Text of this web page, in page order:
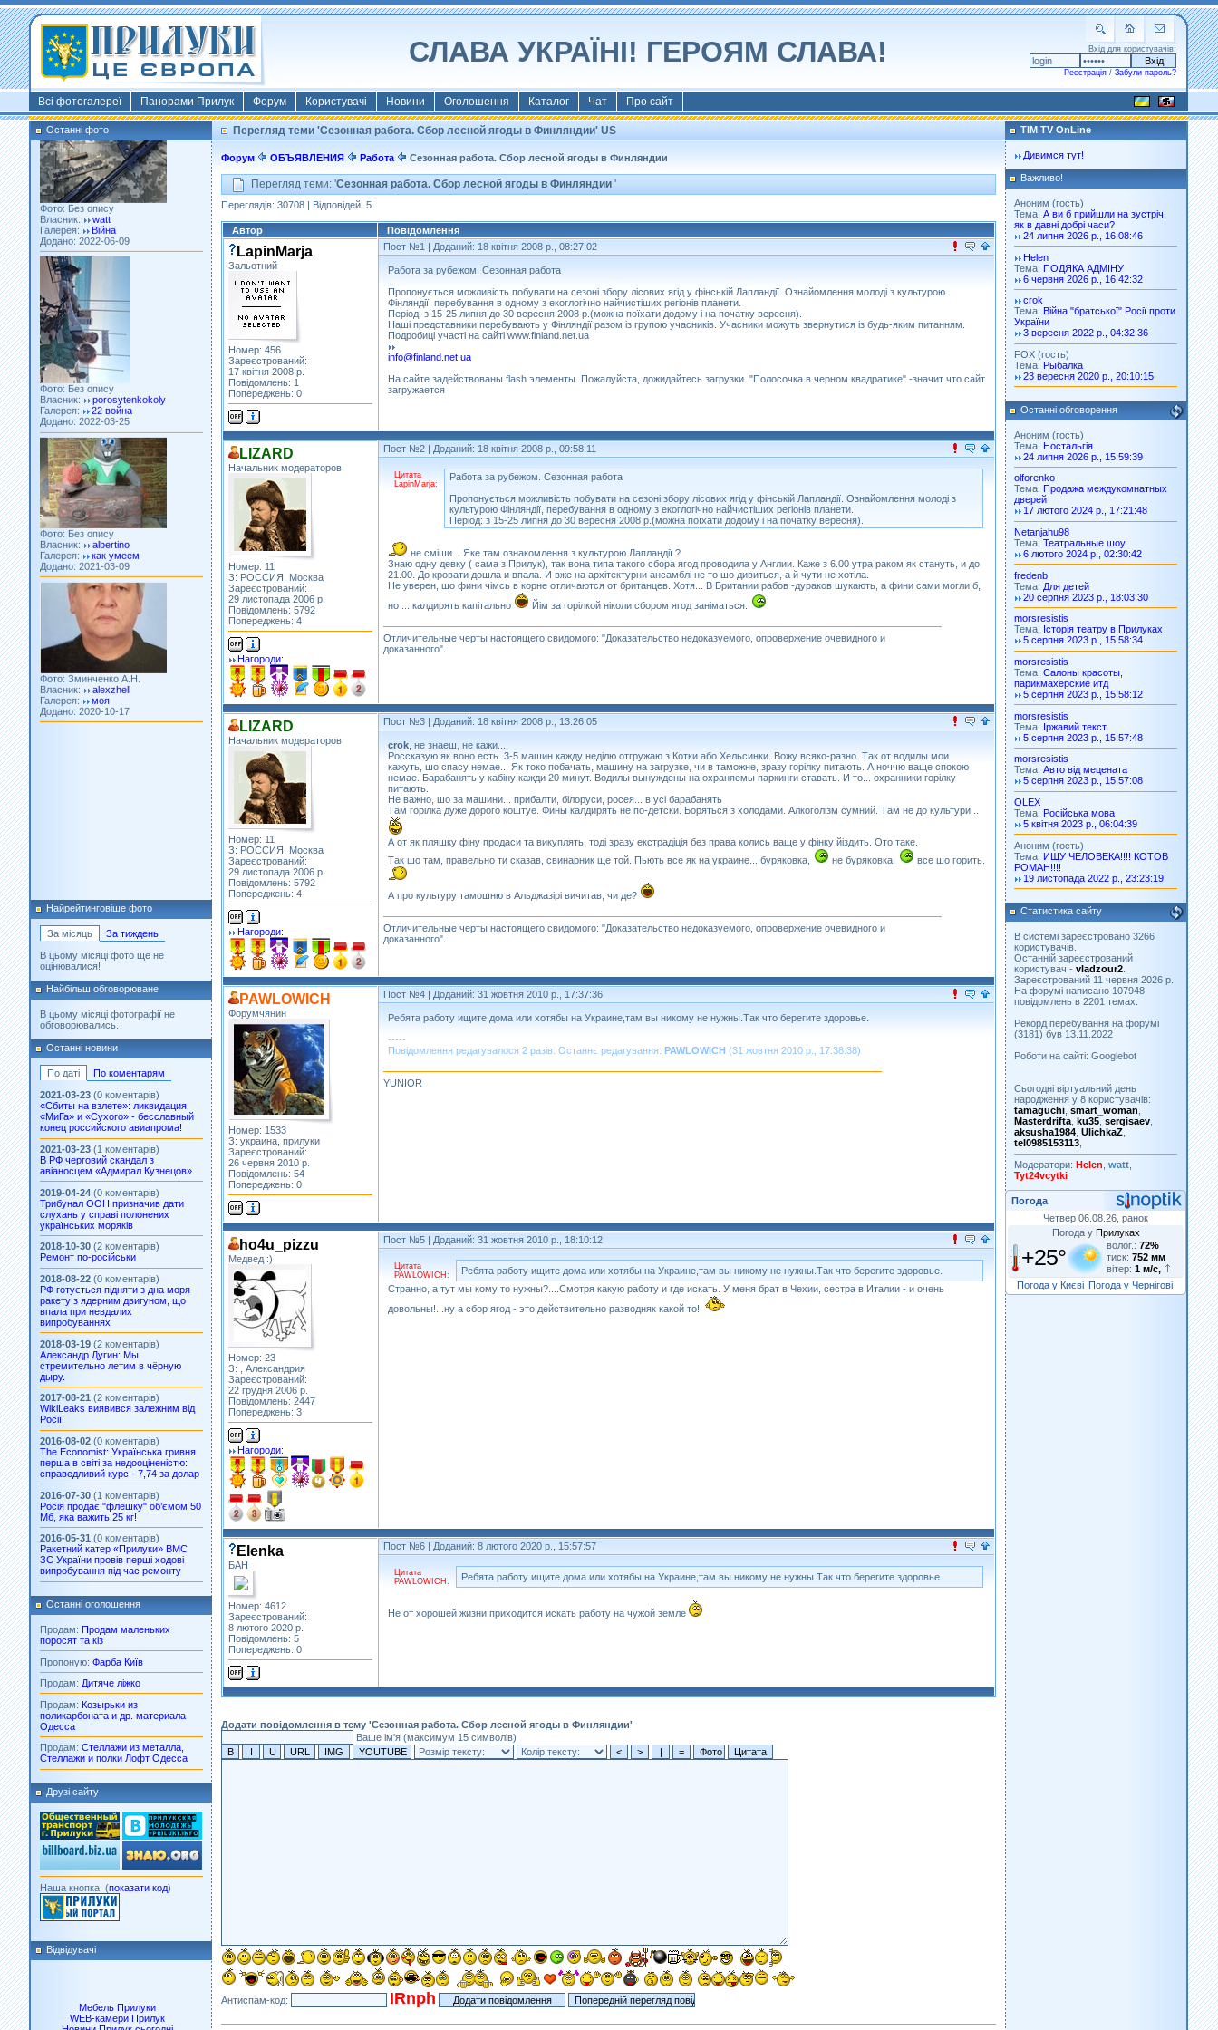
СЛАВА УКРАЇНІ! ГЕРОЯМ СЛАВА! Вхід для користувачів:
Реєстрація / Забули пароль?
Всі фотогалереї Панорами Прилук Форум Користувачі Новини Оголошення Каталог Чат Про сайт
Останні фото
Фото: Київ 2022
Власник:
morsresistis
Галерея:
Templates
Додано: 2022-11-13
Фото: Без опису
Власник:
watt
Галерея:
Війна
Додано: 2022-06-09
Фото: Без опису
Власник:
porosytenkokoly
Галерея:
22 война
Додано: 2022-03-25
Фото: Без опису
Власник:
albertino
Галерея:
как умеем
Додано: 2021-03-09
Фото: Зминченко А.Н.
Власник:
alexzhell
Галерея:
моя
Додано: 2020-10-17
Найрейтинговіше фото
За місяць
За тиждень
В цьому місяці фото ще не
оцінювалися!
Найбільш обговорюване
В цьому місяці фотографії не
обговорювались.
Останні новини
По даті
По коментарям
2021-03-23 (0 коментарів)
«Сбиты на взлете»: ликвидация
«МиГа» и «Сухого» - бесславный
конец российского авиапрома!
2021-03-23 (1 коментарів)
В РФ черговий скандал з
авіаносцем «Адмирал Кузнецов»
2019-04-24 (0 коментарів)
Трибунал ООН призначив дати
слухань у справі полонених
українських моряків
2018-10-30 (2 коментарів)
Ремонт по-російськи
2018-08-22 (0 коментарів)
РФ готується підняти з дна моря
ракету з ядерним двигуном, що
впала при невдалих
випробуваннях
2018-03-19 (2 коментарів)
Александр Дугин: Мы
стремительно летим в чёрную
дыру.
2017-08-21 (2 коментарів)
WikiLeaks виявився залежним від
Росії!
2016-08-02 (0 коментарів)
The Economist: Українська гривня
перша в світі за недооціненістю:
справедливий курс - 7,74 за долар
2016-07-30 (1 коментарів)
Росія продає "флешку" об’ємом 50
Мб, яка важить 25 кг!
2016-05-31 (0 коментарів)
Ракетний катер «Прилуки» ВМС
ЗС України провів перші ходові
випробування під час ремонту
Останні оголошення
Продам: Продам маленьких
поросят та кіз
Пропоную: Фарба Київ
Продам: Дитяче ліжко
Продам: Козырьки из
поликарбоната и др. материала
Одесса
Продам: Стеллажи из металла,
Стеллажи и полки Лофт Одесса
Друзі сайту
Наша кнопка: (показати код)
Відвідувачі
Мебель Прилуки
WEB-камери Прилук
Перегляд теми 'Сезонная работа. Сбор лесной ягоды в Финляндии' US
Форум ОБЪЯВЛЕНИЯ Работа Сезонная работа. Сбор лесной ягоды в Финляндии
Перегляд теми: 'Сезонная работа. Сбор лесной ягоды в Финляндии '
Переглядів: 30708 | Відповідей: 5
Автор Повідомлення
LapinMarja
Зальотний
Номер: 456
Зареєстрований:
17 квітня 2008 р.
Повідомлень: 1
Попереджень: 0
Пост №1 | Доданий: 18 квітня 2008 р., 08:27:02
Работа за рубежом. Сезонная работа
Пропонується можливість побувати на сезоні збору лісових ягід у фінській Лапландії. Ознайомлення молоді з культурою
Фінляндії, перебування в одному з екоглогічно найчистіших регіонів планети.
Період: з 15-25 липня до 30 вересня 2008 р.(можна поїхати додому і на початку вересня).
Наші представники перебувають у Фінляндії разом із групою учасників. Учасники можуть звернутися із будь-яким питанням.
Подробиці участі на сайті www.finland.net.ua
info@finland.net.ua
На сайте задействованы flash элементы. Пожалуйста, дожидайтесь загрузки. "Полосочка в черном квадратике" -значит что сайт
загружается
LIZARD
Начальник модераторов
Номер: 11
З: РОССИЯ, Москва
Зареєстрований:
29 листопада 2006 р.
Повідомлень: 5792
Попереджень: 4
Нагороди:
Пост №2 | Доданий: 18 квітня 2008 р., 09:58:11
Цитата
LapinMarja:
Работа за рубежом. Сезонная работа
Пропонується можливість побувати на сезоні збору лісових ягід у фінській Лапландії. Ознайомлення молоді з
культурою Фінляндії, перебування в одному з екоглогічно найчистіших регіонів планети.
Період: з 15-25 липня до 30 вересня 2008 р.(можна поїхати додому і на початку вересня).
не смiши... Яке там ознакомлення з культурою Лапландії ?
Знаю одну девку ( сама з Прилук), так вона типа такого сбора ягод проводила у Англии. Каже з 6.00 утра раком як стануть, и до
21.00. До кровати дошла и впала. И вже на архiтектурни ансамблi не то шо дивиться, а й чути не хотiла.
Не уверен, шо фини чiмсь в корне отличаются от британцев. Хотя... В Британии рабов -дураков шукають, а фини сами могли б,
но ... калдирять капiтально
Йiм за горiлкой нiколи сбором ягод занiматься.
Отличительные черты настоящего свидомого: "Доказательство недоказуемого, опровержение очевидного и
доказанного".
LIZARD
Начальник модераторов
Номер: 11
З: РОССИЯ, Москва
Зареєстрований:
29 листопада 2006 р.
Повідомлень: 5792
Попереджень: 4
Нагороди:
Пост №3 | Доданий: 18 квітня 2008 р., 13:26:05
crok , не знаеш, не кажи....
Россказую як воно есть. 3-5 машин кажду недiлю отгружаю з Котки або Хельсинки. Вожу всяко-разно. Так от водилы мои
кажуть, шо спасу немае... Як токо побачать, машину на загрузке, чи в таможне, зразу горiлку питають. А ноччю ваще спокою
немае. Барабанять у кабiну кажди 20 минут. Водилы вынуждены на охраняемы паркинги ставать. И то... охранники горiлку
питають.
Не важно, шо за машини... прибалти, бiлоруси, росея... в усi барабанять
Там горiлка дуже дорого коштуе. Фины калдирять не по-детски. Боряться з холодами. Алкоголiзм сумний. Там не до культури...
А от як пляшку фiну продаси та викуплять, тодi зразу екстрадiцiя без права колись ваще у фiнку йiздить. Ото таке.
Так шо там, правельно ти сказав, свинарник ще той. Пьють все як на украине... буряковка,
не буряковка, все шо горить.
А про культуру тамошню в Альджазiрi вичитав, чи де?
Отличительные черты настоящего свидомого: "Доказательство недоказуемого, опровержение очевидного и
доказанного".
PAWLOWICH
Форумчянин
Номер: 1533
З: украина, прилуки
Зареєстрований:
26 червня 2010 р.
Повідомлень: 54
Попереджень: 0
Пост №4 | Доданий: 31 жовтня 2010 р., 17:37:36
Ребята работу ищите дома или хотябы на Украине,там вы никому не нужны.Так что берегите здоровье.
-----
Повідомлення редагувалося 2 разів. Останнє редагування: PAWLOWICH (31 жовтня 2010 р., 17:38:38)
YUNIOR
ho4u_pizzu
Медвед :)
Номер: 23
З: , Александрия
Зареєстрований:
22 грудня 2006 р.
Повідомлень: 2447
Попереджень: 3
Нагороди:
Пост №5 | Доданий: 31 жовтня 2010 р., 18:10:12
Цитата
PAWLOWICH:
Ребята работу ищите дома или хотябы на Украине,там вы никому не нужны.Так что берегите здоровье.
Странно, а тут мы кому то нужны?....Смотря какую работу и где искать. У меня брат в Чехии, сестра в Италии - и очень
довольны!...ну а сбор ягод - это действительно разводняк какой то!
Elenka
БАН
Номер: 4612
Зареєстрований:
8 лютого 2020 р.
Повідомлень: 5
Попереджень: 0
Пост №6 | Доданий: 8 лютого 2020 р., 15:57:57
Цитата
PAWLOWICH:
Ребята работу ищите дома или хотябы на Украине,там вы никому не нужны.Так что берегите здоровье.
Не от хорошей жизни приходится искать работу на чужой земле
Додати повідомлення в тему 'Сезонная работа. Сбор лесной ягоды в Финляндии'
Ваше ім'я (максимум 15 символів)
Антиспам-код: IRnph
TIM TV OnLine
Дивимся тут!
Важливо!
Аноним (гость)
Тема: А ви б прийшли на зустріч,
як в давні добрі часи?
24 липня 2026 р., 16:08:46
Helen
Тема: ПОДЯКА АДМІНУ
6 червня 2026 р., 16:42:32
crok
Тема: Війна "братської" Росії проти
України
3 вересня 2022 р., 04:32:36
FOX (гость)
Тема: Рыбалка
23 вересня 2020 р., 20:10:15
Останні обговорення
Аноним (гость)
Тема: Ностальгія
24 липня 2026 р., 15:59:39
olforenko
Тема: Продажа междукомнатных
дверей
17 лютого 2024 р., 17:21:48
Netanjahu98
Тема: Театральные шоу
6 лютого 2024 р., 02:30:42
fredenb
Тема: Для детей
20 серпня 2023 р., 18:03:30
morsresistis
Тема: Історія театру в Прилуках
5 серпня 2023 р., 15:58:34
morsresistis
Тема: Салоны красоты,
парикмахерские итд
5 серпня 2023 р., 15:58:12
morsresistis
Тема: Іржавий текст
5 серпня 2023 р., 15:57:48
morsresistis
Тема: Авто від мецената
5 серпня 2023 р., 15:57:08
OLEX
Тема: Російська мова
5 квітня 2023 р., 06:04:39
Аноним (гость)
Тема: ИЩУ ЧЕЛОВЕКА!!!! КОТОВ
РОМАН!!!!
19 листопада 2022 р., 23:23:19
Статистика сайту
В системі зареєстровано 3266
користувачів.
Останній зареєстрований
користувач - vladzour2
Зареєстрований 11 червня 2026 р.
На форумі написано 107948
повідомлень в 2201 темах.
Рекорд перебування на форумі
(3181) був 13.11.2022
Роботи на сайті: Googlebot
Сьогодні віртуальний день
народження у 8 користувачів:
tamaguchi smart_woman
Masterdrifta ku35 sergisaev
aksusha1984 UlichkaZ
tel0985153113
Модератори: Helen watt
Tyt24vcytki
Погода
Четвер 06.08.26, ранок
Погода у Прилуках
+25° волог.: 72%
тиск: 752 мм
вітер: 1 м/с,
Погода у Києві Погода у Чернігові